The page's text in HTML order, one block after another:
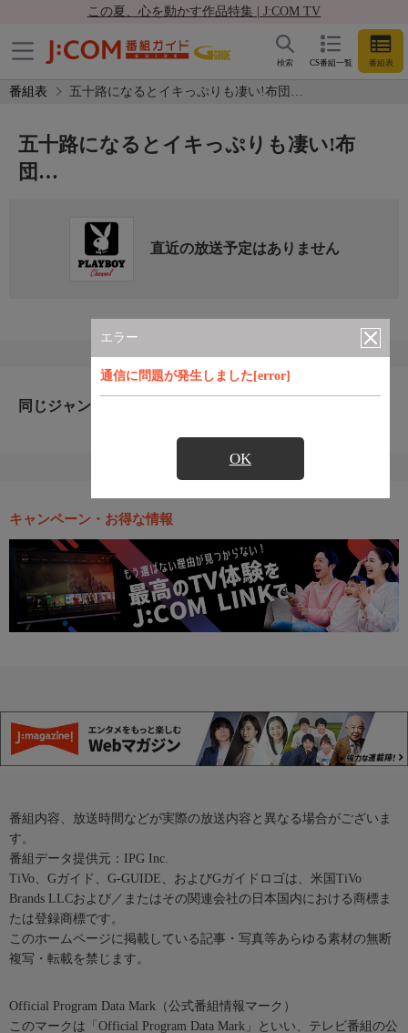
この夏、心を動かす作品特集 | J:COM TV
CS番組一覧 番組表
検索
番組表 五十路になるとイキっぷりも凄い!布団…
エラー
通信に問題が発生しました[error]
OK
五十路になるとイキっぷりも凄い!布
団…
直近の放送予定はありません
同じジャンルのおすすめ番組
キャンペーン・お得な情報
番組内容、放送時間などが実際の放送内容と異なる場合がございま
す。
番組データ提供元：IPG Inc.
TiVo、Gガイド、G-GUIDE、およびGガイドロゴは、米国TiVo
Brands LLCおよび／またはその関連会社の日本国内における商標ま
たは登録商標です。
このホームページに掲載している記事・写真等あらゆる素材の無断
複写・転載を禁じます。
Official Program Data Mark（公式番組情報マーク）
このマークは「Official Program Data Mark」といい、テレビ番組の公